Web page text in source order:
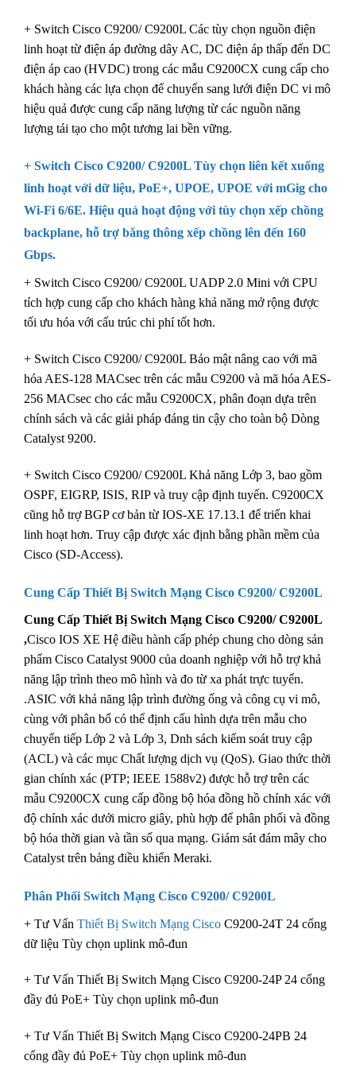
+ Switch Cisco C9200/ C9200L Các tùy chọn nguồn điện
linh hoạt từ điện áp đường dây AC, DC điện áp thấp đến DC
điện áp cao (HVDC) trong các mẫu C9200CX cung cấp cho
khách hàng các lựa chọn để chuyển sang lưới điện DC vi mô
hiệu quả được cung cấp năng lượng từ các nguồn năng
lượng tái tạo cho một tương lai bền vững.
+ Switch Cisco C9200/ C9200L Tùy chọn liên kết xuống
linh hoạt với dữ liệu, PoE+, UPOE, UPOE với mGig cho
Wi-Fi 6/6E. Hiệu quả hoạt động với tùy chọn xếp chồng
backplane, hỗ trợ băng thông xếp chồng lên đến 160
Gbps.
+ Switch Cisco C9200/ C9200L UADP 2.0 Mini với CPU
tích hợp cung cấp cho khách hàng khả năng mở rộng được
tối ưu hóa với cấu trúc chi phí tốt hơn.
+ Switch Cisco C9200/ C9200L Bảo mật nâng cao với mã
hóa AES-128 MACsec trên các mẫu C9200 và mã hóa AES-
256 MACsec cho các mẫu C9200CX, phân đoạn dựa trên
chính sách và các giải pháp đáng tin cậy cho toàn bộ Dòng
Catalyst 9200.
+ Switch Cisco C9200/ C9200L Khả năng Lớp 3, bao gồm
OSPF, EIGRP, ISIS, RIP và truy cập định tuyến. C9200CX
cũng hỗ trợ BGP cơ bản từ IOS-XE 17.13.1 để triển khai
linh hoạt hơn. Truy cập được xác định bằng phần mềm của
Cisco (SD-Access).
Cung Cấp Thiết Bị Switch Mạng Cisco C9200/ C9200L
Cung Cấp Thiết Bị Switch Mạng Cisco C9200/ C9200L
,Cisco IOS XE Hệ điều hành cấp phép chung cho dòng sản
phẩm Cisco Catalyst 9000 của doanh nghiệp với hỗ trợ khả
năng lập trình theo mô hình và đo từ xa phát trực tuyến.
.ASIC với khả năng lập trình đường ống và công cụ vi mô,
cùng với phân bổ có thể định cấu hình dựa trên mẫu cho
chuyển tiếp Lớp 2 và Lớp 3, Dnh sách kiểm soát truy cập
(ACL) và các mục Chất lượng dịch vụ (QoS). Giao thức thời
gian chính xác (PTP; IEEE 1588v2) được hỗ trợ trên các
mẫu C9200CX cung cấp đồng bộ hóa đồng hồ chính xác với
độ chính xác dưới micro giây, phù hợp để phân phối và đồng
bộ hóa thời gian và tần số qua mạng. Giám sát đám mây cho
Catalyst trên bảng điều khiển Meraki.
Phân Phối Switch Mạng Cisco C9200/ C9200L
+ Tư Vấn Thiết Bị Switch Mạng Cisco C9200-24T 24 cổng
dữ liệu Tùy chọn uplink mô-đun
+ Tư Vấn Thiết Bị Switch Mạng Cisco C9200-24P 24 cổng
đầy đủ PoE+ Tùy chọn uplink mô-đun
+ Tư Vấn Thiết Bị Switch Mạng Cisco C9200-24PB 24
cổng đầy đủ PoE+ Tùy chọn uplink mô-đun